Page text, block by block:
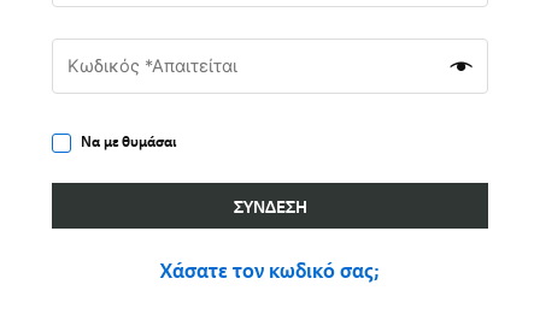
Να με θυμάσαι
ΣΎΝΔΕΣΗ
Χάσατε τον κωδικό σας;